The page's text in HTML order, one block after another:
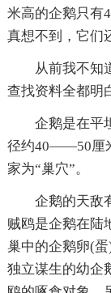
米高的企鹅只
真想不到，它们
从前我不知
查找资料全都明
企鹅是在平
径约40——50厘
家为“巢穴”。
企鹅的天敌
贼鸥是企鹅在陆
巢中的企鹅卵(
独立谋生的幼企